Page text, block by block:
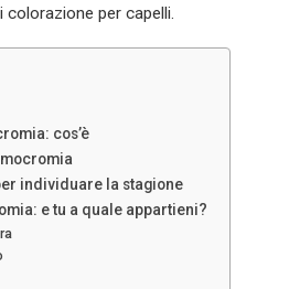
per capelli.
cos’è
individuare la stagione
e tu a quale appartieni?